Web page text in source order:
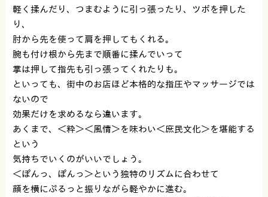
軽く揉んだり、つまむように引っ張ったり、ツボを押した
り、
肘から先を使って肩を押してもくれる。
腕も付け根から先まで順番に揉んでいって
掌は押して指先も引っ張ってくれたりも。
といっても、街中のお店ほど本格的な指圧やマッサージでは
ないので
効果だけを求めるなら違います。
あくまで、＜粋＞＜風情＞を味わい＜庶民文化＞を堪能する
という
気持ちでいくのがいいでしょう。
＜ぽんっ、ぽんっ＞という独特のリズムに合わせて
顔を横にぷるっと振りながら軽やかに進む。